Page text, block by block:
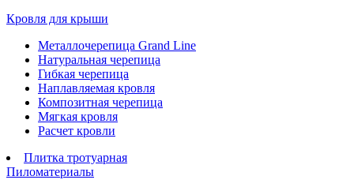
Кровля для крыши
Металлочерепица Grand Line
Натуральная черепица
Гибкая черепица
Наплавляемая кровля
Композитная черепица
Мягкая кровля
Расчет кровли
Плитка тротуарная
Пиломатериалы